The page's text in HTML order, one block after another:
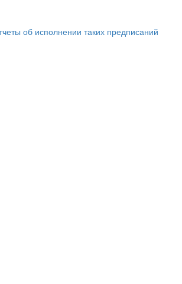
об исполнении таких предписаний